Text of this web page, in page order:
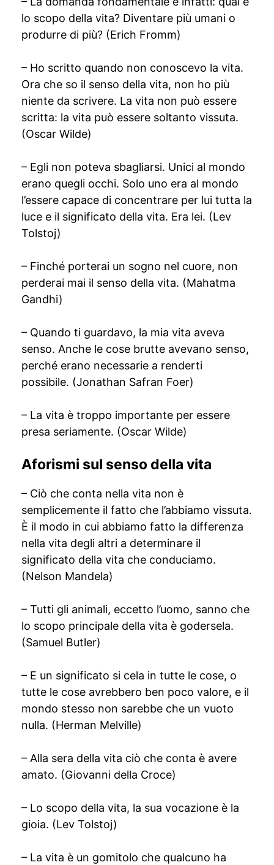
lo scopo della vita? Diventare più umani o
produrre di più? (Erich Fromm)
– Ho scritto quando non conoscevo la vita.
Ora che so il senso della vita, non ho più
niente da scrivere. La vita non può essere
scritta: la vita può essere soltanto vissuta.
(Oscar Wilde)
– Egli non poteva sbagliarsi. Unici al mondo
erano quegli occhi. Solo uno era al mondo
l’essere capace di concentrare per lui tutta la
luce e il significato della vita. Era lei. (Lev
Tolstoj)
– Finché porterai un sogno nel cuore, non
perderai mai il senso della vita. (Mahatma
Gandhi)
– Quando ti guardavo, la mia vita aveva
senso. Anche le cose brutte avevano senso,
perché erano necessarie a renderti
possibile. (Jonathan Safran Foer)
– La vita è troppo importante per essere
presa seriamente. (Oscar Wilde)
Aforismi sul senso della vita
– Ciò che conta nella vita non è
semplicemente il fatto che l’abbiamo vissuta.
È il modo in cui abbiamo fatto la differenza
nella vita degli altri a determinare il
significato della vita che conduciamo.
(Nelson Mandela)
– Tutti gli animali, eccetto l’uomo, sanno che
lo scopo principale della vita è godersela.
(Samuel Butler)
– E un significato si cela in tutte le cose, o
tutte le cose avrebbero ben poco valore, e il
mondo stesso non sarebbe che un vuoto
nulla. (Herman Melville)
– Alla sera della vita ciò che conta è avere
amato. (Giovanni della Croce)
– Lo scopo della vita, la sua vocazione è la
gioia. (Lev Tolstoj)
– La vita è un gomitolo che qualcuno ha